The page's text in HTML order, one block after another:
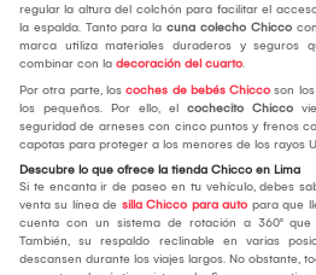
regular la altura del colchón para facilitar el
la espalda. Tanto para la cuna colecho Chicco
marca utiliza materiales duraderos y seguros
combinar con la decoración del cuarto.
Por otra parte, los coches de bebés Chicco son
los pequeños. Por ello, el cochecito Chicco
seguridad de arneses con cinco puntos y frenos
capotas para proteger a los menores de los rayos
Descubre lo que ofrece la tienda Chicco en Lima
Si te encanta ir de paseo en tu vehículo, debes
venta su línea de silla Chicco para auto para que
cuenta con un sistema de rotación a 360°
También, su respaldo reclinable en varias
descansen durante los viajes largos. No obstante,